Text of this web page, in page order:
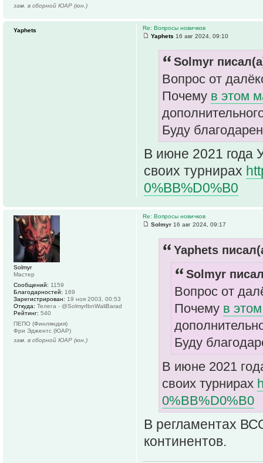
зам. в сборной ЮАР (юн.)
Re: Вопросы новичков
Yaphets 16 авг 2024, 09:10
Solmyr
Вопрос от
Почему в этом
Буду
В июне 2021 года
своих турнирах
0%BB%D0%B0
Yaphets
Re: Вопросы новичков
Solmyr 16 авг 2024, 09:17
Yaphets
Solmyr
Вопрос от
Почему в
Буду
В июне 2021
своих турнирах
0%BB%D0%B0
В регламентах
континентов.
Solmyr
Мастер
Сообщений: 1159
Благодарностей: 169
Зарегистрирован: 19 ноя 2003, 00:53
Откуда: Телега - @SolmyrIbnWaliBarad
Рейтинг: 540
ПЕПО (Финляндия)
Фри Эджентс (ЮАР)
зам. в сборной ЮАР (юн.)